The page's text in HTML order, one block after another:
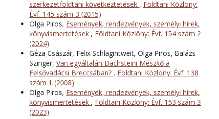
szerkezetföldtani következtetések , Földtani Közlöny:
Évf. 145 szám 3 (2015)
Olga Piros, Események, rendezvények, személyi hírek,
könyvismertetések , Földtani Közlöny: Évf. 154 szám 2
(2024)
Géza Császár, Felix Schlagintweit, Olga Piros, Balázs
Szinger, Van egyáltalán Dachsteini Mészkő a
Felsővadácsi Breccsában? , Földtani Közlöny: Évf. 138
szám 1 (2008)
Olga Piros, Események, rendezvények, személyi hírek,
könyvismertetések , Földtani Közlöny: Évf. 153 szám 3
(2023)